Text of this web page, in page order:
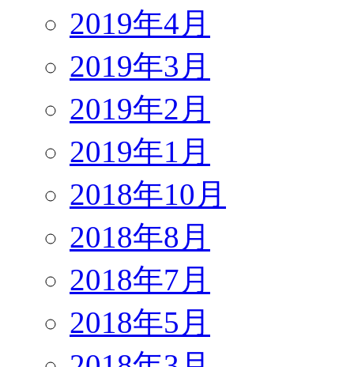
2019年4月
2019年3月
2019年2月
2019年1月
2018年10月
2018年8月
2018年7月
2018年5月